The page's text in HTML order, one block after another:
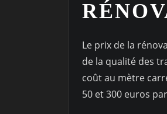
Le prix de la
de la qualité des
coût au mètre
50 et 300 euros